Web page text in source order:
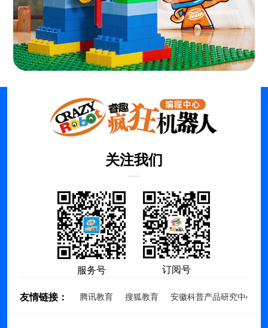
关注我们
服务号 订阅号
友情链接： 腾讯教育 搜狐教育 安徽科普产品研究中心